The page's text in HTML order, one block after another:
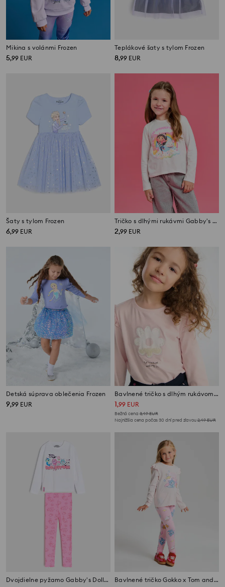
Mikina s volánmi Frozen
5,99 EUR
Teplákové šaty s tylom Frozen
8,99 EUR
Šaty s tylom Frozen
6,99 EUR
Tričko s dlhými rukávmi Gabby's Dollhouse
2,99 EUR
Detská súprava oblečenia Frozen
9,99 EUR
Bavlnené tričko s dlhým rukávom s lesklou kvetinovou potlačou a volánmi
1,99 EUR
Bežná cena 3,49EUR
Najnižšia cena počas 30 dní pred zľavou2,49EUR
Dvojdielne pyžamo Gabby's Dollhouse Bavlnené tričko Gokko x Tom and Jerry